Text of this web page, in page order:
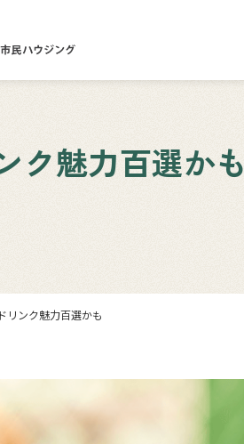
ク魅力百選かも
リンク魅力百選かも